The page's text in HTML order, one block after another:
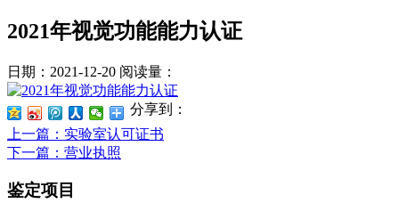
2021年视觉功能能力认证
日期：2021-12-20 阅读量：
分享到：
上一篇 ：实验室认可证书
下一篇 ：营业执照
鉴定项目